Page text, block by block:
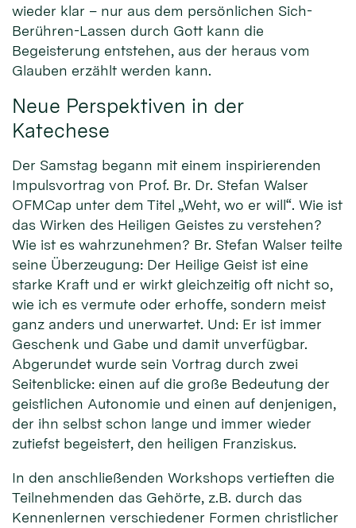
wieder klar – nur aus dem persönlichen Sich-
Berühren-Lassen durch Gott kann die
Begeisterung entstehen, aus der heraus vom
Glauben erzählt werden kann.
Neue Perspektiven in der
Katechese
Der Samstag begann mit einem inspirierenden
Impulsvortrag von Prof. Br. Dr. Stefan Walser
OFMCap unter dem Titel „Weht, wo er will“. Wie ist
das Wirken des Heiligen Geistes zu verstehen?
Wie ist es wahrzunehmen? Br. Stefan Walser teilte
seine Überzeugung: Der Heilige Geist ist eine
starke Kraft und er wirkt gleichzeitig oft nicht so,
wie ich es vermute oder erhoffe, sondern meist
ganz anders und unerwartet. Und: Er ist immer
Geschenk und Gabe und damit unverfügbar.
Abgerundet wurde sein Vortrag durch zwei
Seitenblicke: einen auf die große Bedeutung der
geistlichen Autonomie und einen auf denjenigen,
der ihn selbst schon lange und immer wieder
zutiefst begeistert, den heiligen Franziskus.
In den anschließenden Workshops vertieften die
Teilnehmenden das Gehörte, z.B. durch das
Kennenlernen verschiedener Formen christlicher